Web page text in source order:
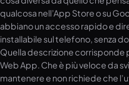
qualcosa nell’App Store o su
abbiano un accesso rapido e
installabile sul telefono, senza
Quella descrizione corrisponde
Web App. Che è più veloce da
mantenere e non richiede che